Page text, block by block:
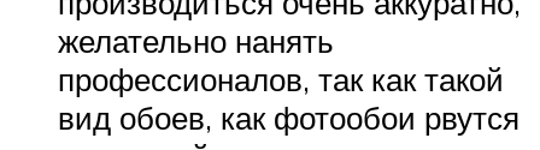
желательно нанять
профессионалов, так как такой
вид обоев, как фотообои рвутся